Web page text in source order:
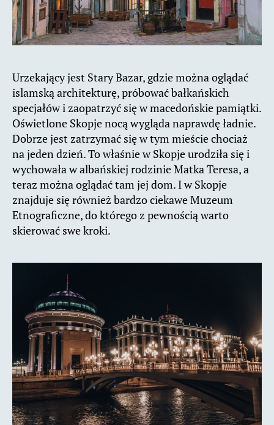
Urzekający jest Stary Bazar, gdzie można oglądać
islamską architekturę, próbować bałkańskich
specjałów i zaopatrzyć się w macedońskie pamiątki.
Oświetlone Skopje nocą wygląda naprawdę ładnie.
Dobrze jest zatrzymać się w tym mieście chociaż
na jeden dzień. To właśnie w Skopje urodziła się i
wychowała w albańskiej rodzinie Matka Teresa, a
teraz można oglądać tam jej dom. I w Skopje
znajduje się również bardzo ciekawe Muzeum
Etnograficzne, do którego z pewnością warto
skierować swe kroki.